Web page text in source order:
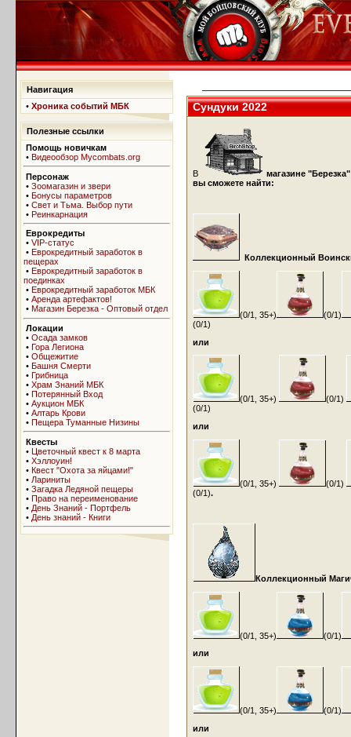
Навигация
• Хроника событий МБК
Полезные ссылки
Помощь новичкам
• Видеообзор Mycombats.org
Персонаж
• Зоомагазин и звери
• Бонусы параметров
• Свет и Тьма. Выбор пути
• Реинкарнация
Еврокредиты
• VIP-статус
• Еврокредитный заработок в
пещерах
• Еврокредитный заработок в
поединках
• Еврокредитный заработок МБК
• Аренда артефактов!
• Магазин Березка - Оптовый отдел
Локации
• Осада замков
• Гора Легиона
• Общежитие
• Башня Смерти
• Грибница
• Храм Знаний МБК
• Потерянный Вход
• Аукцион МБК
• Алтарь Крови
• Пещера Туманные Низины
Квесты
• Цветочный квест к 8 марта
• Хэллоуин!
• Квест "Охота за яйцами!"
• Лариниты
• Загадка Ледяной пещеры
• Право на переименование
• День Знаний - Портфель
• День знаний - Книги
Сундуки 2022
В
магазине
вы сможете найти:
Коллекционный
(0/1, 35+)
(0/1)
(0/1)
или
(0/1, 35+)
(0/1)
(0/1)
или
(0/1, 35+)
(0/1)
(0/1).
Коллекционный
(0/1, 35+)
(0/1)
или
(0/1, 35+)
(0/1)
или